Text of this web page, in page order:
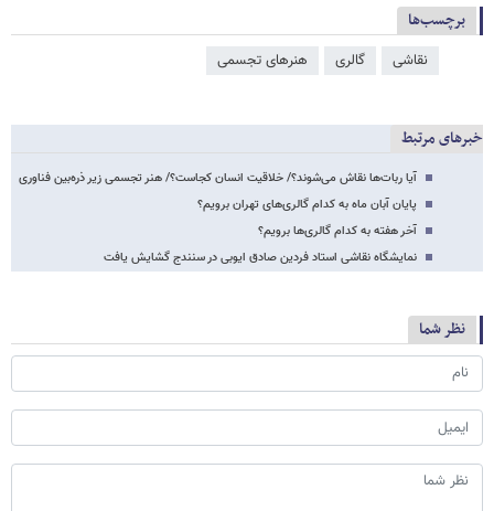
برچسب‌ها
نقاشی گالری هنرهای تجسمی
خبرهای مرتبط
آیا ربات‌ها نقاش می‌شوند؟/ خلاقیت انسان کجاست؟/ هنر تجسمی زیر ذره‌بین فناوری
پایان آبان ماه به کدام گالری‌های تهران برویم؟
آخر هفته به کدام گالری‌ها برویم؟
نمایشگاه نقاشی استاد فردین صادق ایوبی در سنندج گشایش یافت
نظر شما